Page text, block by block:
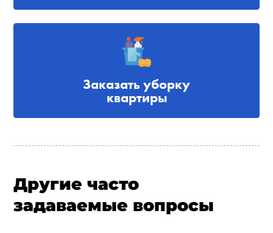
Заказать уборку
квартиры
Другие часто
задаваемые вопросы